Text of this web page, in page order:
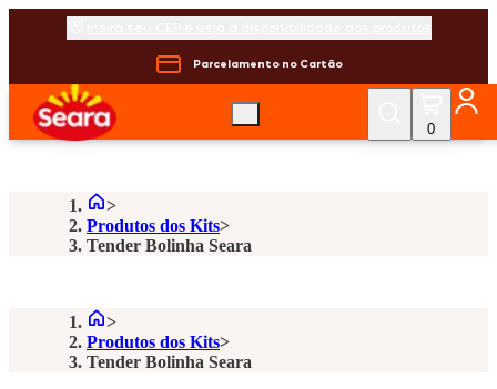
Parcelamento no Cartão
0
Produtos dos Kits
Tender Bolinha Seara
Produtos dos Kits
Tender Bolinha Seara